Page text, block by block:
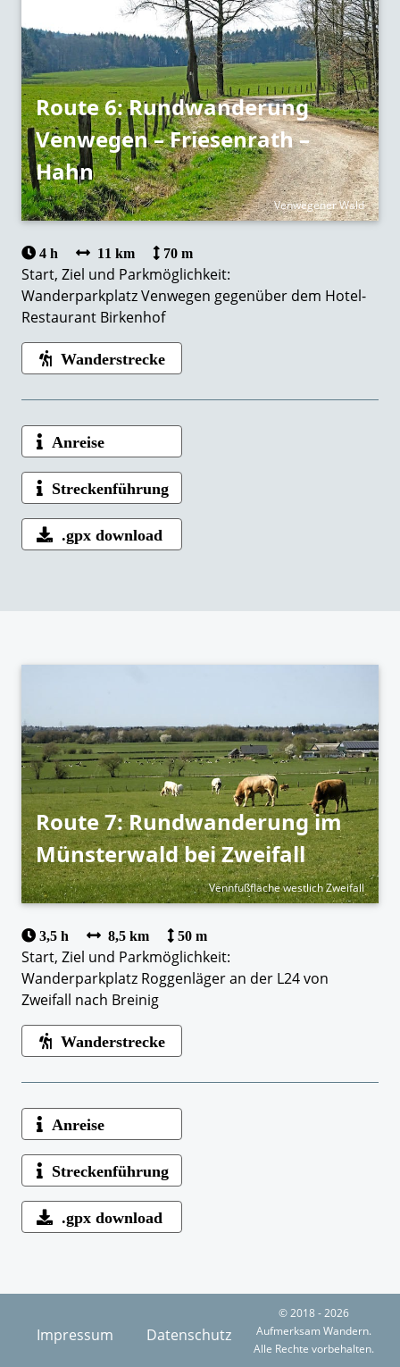
Route 6: Rundwanderung
Venwegen – Friesenrath –
Hahn
Venwegener Wald
4 h 11 km 70 m
Start, Ziel und Parkmöglichkeit:
Wanderparkplatz Venwegen gegenüber dem Hotel-
Restaurant Birkenhof
Wanderstrecke
Anreise
Streckenführung
.gpx download
Route 7: Rundwanderung im
Münsterwald bei Zweifall
Vennfußfläche westlich Zweifall
3,5 h 8,5 km 50 m
Start, Ziel und Parkmöglichkeit:
Wanderparkplatz Roggenläger an der L24 von
Zweifall nach Breinig
Wanderstrecke
Anreise
Streckenführung
.gpx download
Impressum Datenschutz
© 2018 - 2026
Aufmerksam Wandern.
Alle Rechte vorbehalten.